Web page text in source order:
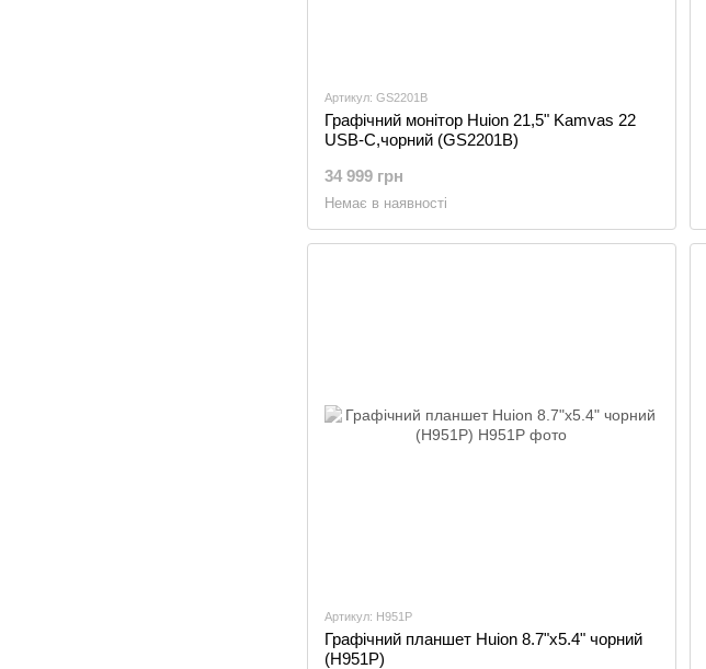
Артикул: GS2201B
Графічний монітор Huion 21,5" Kamvas 22
USB-C,чорний (GS2201B)
34 999 грн
Немає в наявності
Артикул: H951P
Графічний планшет Huion 8.7"x5.4" чорний
(H951P)